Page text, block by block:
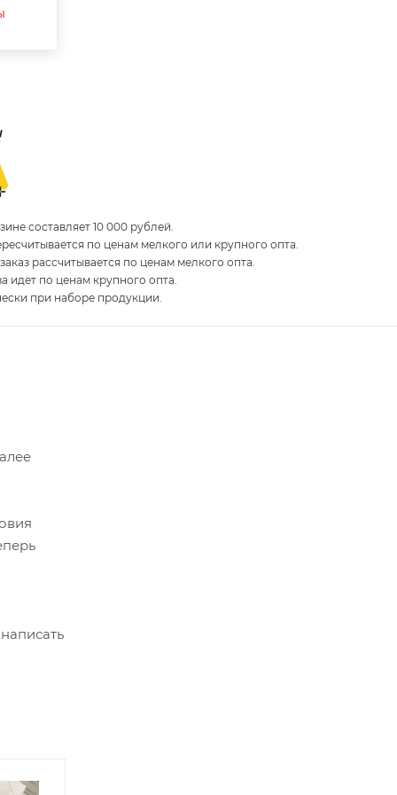
составляет 10 000 рублей.
по ценам мелкого или крупного опта.
рассчитывается по ценам мелкого опта.
идет по ценам крупного опта.
при наборе продукции.